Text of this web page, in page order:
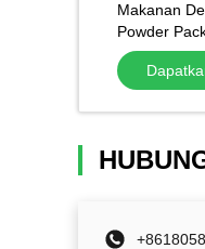
Makanan
Powder
Cartoning
Mesin